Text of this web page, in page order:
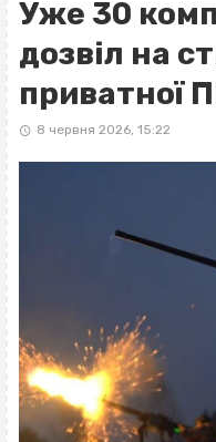
Уже 30
дозвіл на
приватної
8 червня 2026, 15:22